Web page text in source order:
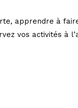
apprendre à
vos activités à